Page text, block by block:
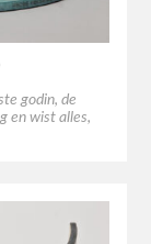
godin, de
en wist alles,